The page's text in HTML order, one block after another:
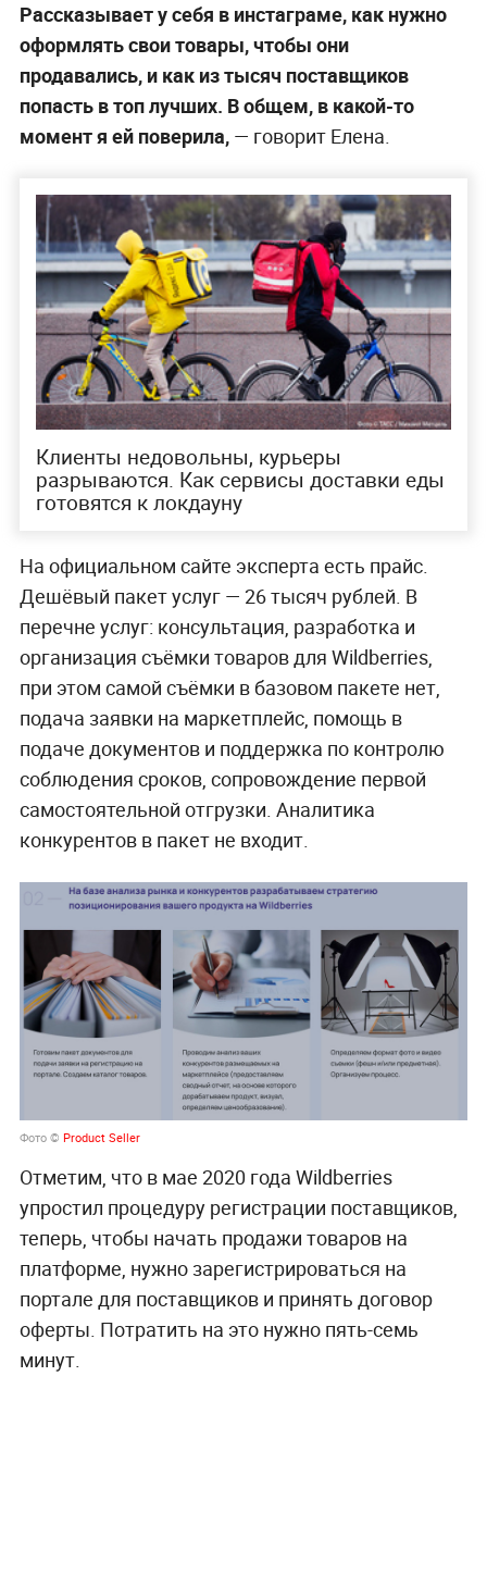
Рассказывает у себя в инстаграме, как нужно
оформлять свои товары, чтобы они
продавались, и как из тысяч поставщиков
попасть в топ лучших. В общем, в какой-то
момент я ей поверила, — говорит Елена.
Клиенты недовольны, курьеры
разрываются. Как сервисы доставки еды
готовятся к локдауну
На официальном сайте эксперта есть прайс.
Дешёвый пакет услуг — 26 тысяч рублей. В
перечне услуг: консультация, разработка и
организация съёмки товаров для Wildberries,
при этом самой съёмки в базовом пакете нет,
подача заявки на маркетплейс, помощь в
подаче документов и поддержка по контролю
соблюдения сроков, сопровождение первой
самостоятельной отгрузки. Аналитика
конкурентов в пакет не входит.
Фото © Product Seller
Отметим, что в мае 2020 года Wildberries
упростил процедуру регистрации поставщиков,
теперь, чтобы начать продажи товаров на
платформе, нужно зарегистрироваться на
портале для поставщиков и принять договор
оферты. Потратить на это нужно пять-семь
минут.